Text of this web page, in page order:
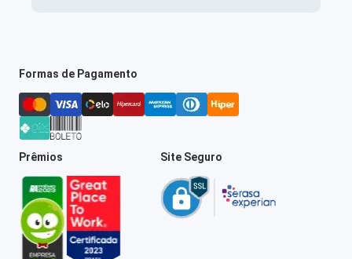
Formas de Pagamento
Prêmios Site Seguro